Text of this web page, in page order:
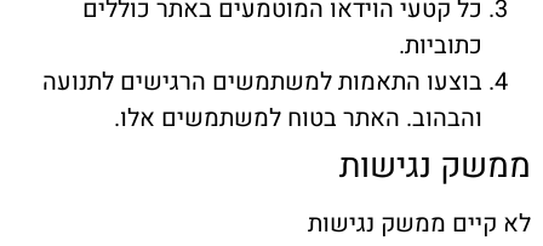
קטעי הוידאו המוטמעים באתר כוללים
התאמות למשתמשים הרגישים לתנועה
האתר בטוח למשתמשים אלו.
נגישות
ממשק נגישות